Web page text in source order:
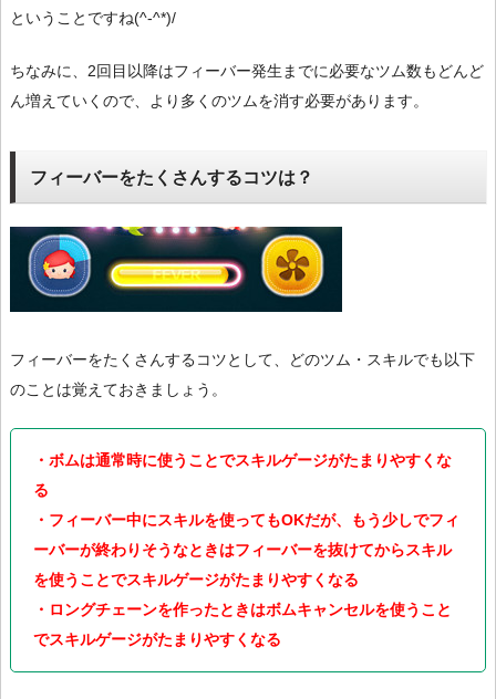
ということですね(^-^*)/
ちなみに、2回目以降はフィーバー発生までに必要なツム数もどんど
ん増えていくので、より多くのツムを消す必要があります。
フィーバーをたくさんするコツは？
フィーバーをたくさんするコツとして、どのツム・スキルでも以下
のことは覚えておきましょう。
・ボムは通常時に使うことでスキルゲージがたまりやすくな
る
・フィーバー中にスキルを使ってもOKだが、もう少しでフィ
ーバーが終わりそうなときはフィーバーを抜けてからスキル
を使うことでスキルゲージがたまりやすくなる
・ロングチェーンを作ったときはボムキャンセルを使うこと
でスキルゲージがたまりやすくなる